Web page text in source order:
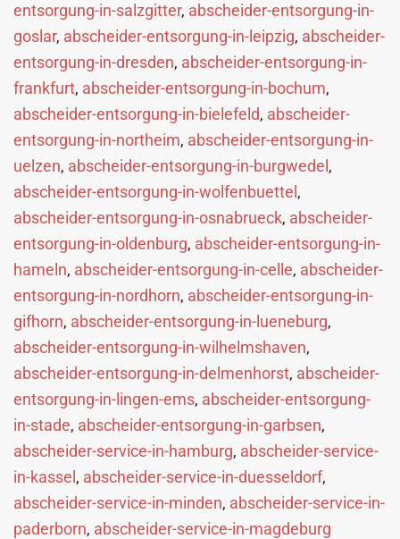
entsorgung-in-salzgitter, abscheider-entsorgung-in-
goslar, abscheider-entsorgung-in-leipzig, abscheider-
entsorgung-in-dresden, abscheider-entsorgung-in-
frankfurt, abscheider-entsorgung-in-bochum,
abscheider-entsorgung-in-bielefeld, abscheider-
entsorgung-in-northeim, abscheider-entsorgung-in-
uelzen, abscheider-entsorgung-in-burgwedel ,
abscheider-entsorgung-in-wolfenbuettel ,
abscheider-entsorgung-in-osnabrueck, abscheider-
entsorgung-in-oldenburg, abscheider-entsorgung-in-
hameln, abscheider-entsorgung-in-celle, abscheider-
entsorgung-in-nordhorn, abscheider-entsorgung-in-
gifhorn, abscheider-entsorgung-in-lueneburg,
abscheider-entsorgung-in-wilhelmshaven,
abscheider-entsorgung-in-delmenhorst, abscheider-
entsorgung-in-lingen-ems, abscheider-entsorgung-
in-stade, abscheider-entsorgung-in-garbsen,
abscheider-service-in-hamburg, abscheider-service-
in-kassel , abscheider-service-in-duesseldorf,
abscheider-service-in-minden, abscheider-service-in-
paderborn, abscheider-service-in-magdeburg